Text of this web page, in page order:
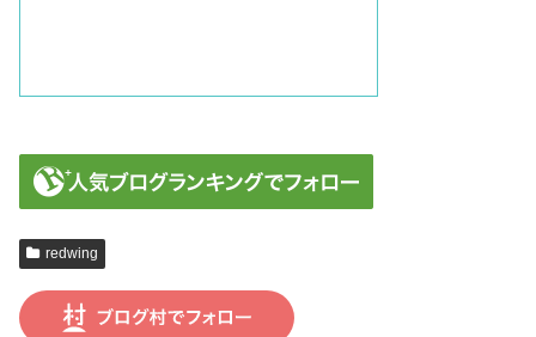
redwing